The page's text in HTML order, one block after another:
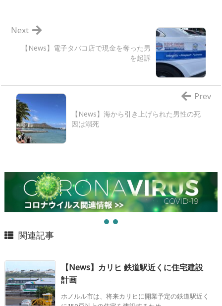
【News】電子タバコ店で現金を奪った男
を起訴
Next
【News】海から引き上げられた男性の死
因は溺死
Prev
関連記事
【News】カリヒ 鉄道駅近くに住宅建設
計画
ホノルル市は、将来カリヒに開業予定の鉄道駅近く